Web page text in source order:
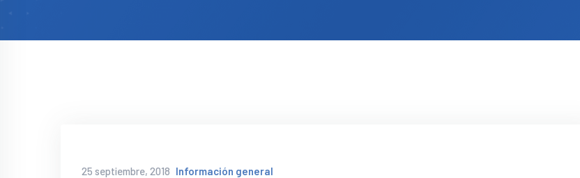
25 septiembre, 2018 Información general